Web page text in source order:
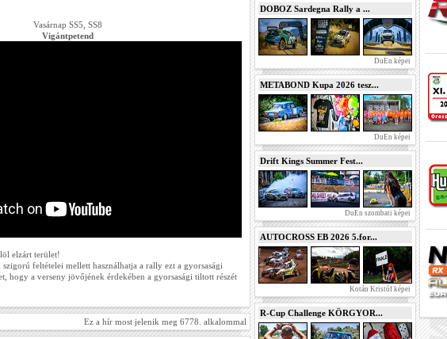
Vasárnap SS5, SS8
Vigántpetend
elzárt terület!
feltételei mellett használhatja a rally ezt a gyorsasági
hogy a verseny jövőjének érdekében a gyorsasági tiltott részét
Ez a hír most jelenik meg 6778. alkalommal
DOBOZ Sardegna Rally a ...
DuEn képei
METABOND Kupa 2026 tesz...
DuEn képei
Drift Kings Summer Fest...
DuEn szombati képei
AUTOCROSS EB 2026 5.for...
Kotán Kristóf képei
R-Cup Challenge KÖRGYOR...